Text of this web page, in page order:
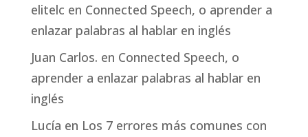
elitelc en Connected Speech, o aprender a
enlazar palabras al hablar en inglés
Juan Carlos. en Connected Speech, o
aprender a enlazar palabras al hablar en
inglés
Lucía en Los 7 errores más comunes con